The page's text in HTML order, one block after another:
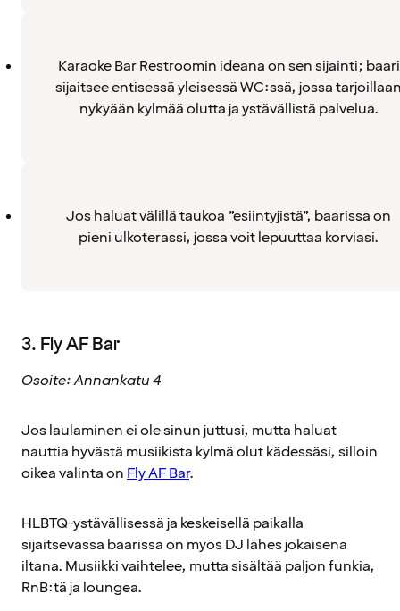
Karaoke Bar Restroomin ideana on sen sijainti; baari
sijaitsee entisessä yleisessä WC:ssä, jossa
nykyään kylmää olutta ja ystävällistä palvelua.
Jos haluat välillä taukoa ”esiintyjistä”, baarissa on
pieni ulkoterassi, jossa voit lepuuttaa korviasi.
3. Fly AF Bar
Osoite: Annankatu 4
Jos laulaminen ei ole sinun juttusi, mutta haluat
nauttia hyvästä musiikista kylmä olut kädessäsi, silloin
oikea valinta on Fly AF Bar.
HLBTQ-ystävällisessä ja keskeisellä paikalla
sijaitsevassa baarissa on myös DJ lähes jokaisena
iltana. Musiikki vaihtelee, mutta sisältää paljon funkia,
RnB:tä ja loungea.